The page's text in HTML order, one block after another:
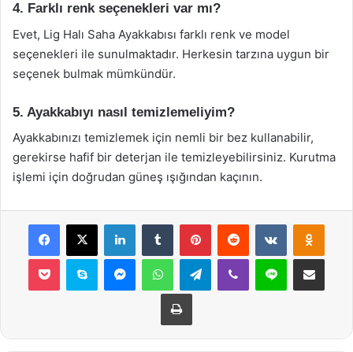
4. Farklı renk seçenekleri var mı?
Evet, Lig Halı Saha Ayakkabısı farklı renk ve model
seçenekleri ile sunulmaktadır. Herkesin tarzına uygun bir
seçenek bulmak mümkündür.
5. Ayakkabıyı nasıl temizlemeliyim?
Ayakkabınızı temizlemek için nemli bir bez kullanabilir,
gerekirse hafif bir deterjan ile temizleyebilirsiniz. Kurutma
işlemi için doğrudan güneş ışığından kaçının.
Facebook
X LinkedInTumblr PinterestReddit VKontakte
Pocket Skype MessengerWhatsAppTelegramViber Line E-Posta ile
Yazdır